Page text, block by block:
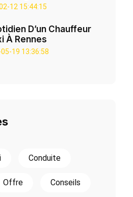
12 15:44:15
D’un Chauffeur
À Rennes
19 13:36:58
Conduite
Offre Conseils